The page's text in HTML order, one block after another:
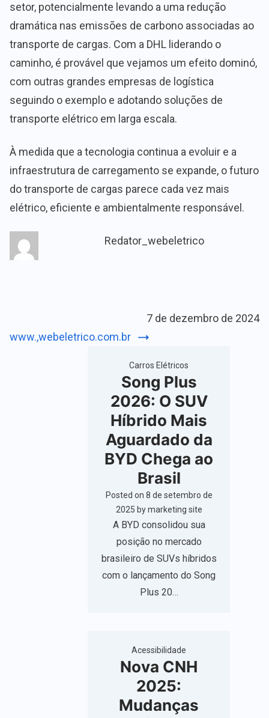
setor, potencialmente levando a uma redução
dramática nas emissões de carbono associadas ao
transporte de cargas. Com a DHL liderando o
caminho, é provável que vejamos um efeito dominó,
com outras grandes empresas de logística
seguindo o exemplo e adotando soluções de
transporte elétrico em larga escala.
À medida que a tecnologia continua a evoluir e a
infraestrutura de carregamento se expande, o futuro
do transporte de cargas parece cada vez mais
elétrico, eficiente e ambientalmente responsável.
Redator_webeletrico
7 de dezembro de 2024
www.,webeletrico.com.br
Carros Elétricos
Song Plus
2026: O SUV
Híbrido Mais
Aguardado da
BYD Chega ao
Brasil
Posted on 8 de setembro de
2025 bymarketing site
A BYD consolidou sua
posição no mercado
brasileiro de SUVs híbridos
com o lançamento do Song
Plus 20…
Acessibilidade
Nova CNH
2025:
Mudanças